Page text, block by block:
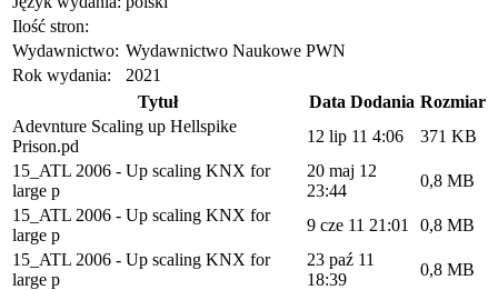
Ilość stron:
Wydawnictwo: Wydawnictwo Naukowe PWN
Rok wydania:
2021
Tytuł
Data Dodania Rozmiar
Adevnture Scaling up Hellspike
Prison.pd
12 lip 11 4:06
371 KB
15_ATL 2006 - Up scaling KNX for
large p
20 maj 12
23:44
0,8 MB
15_ATL 2006 - Up scaling KNX for
large p
9 cze 11 21:01
0,8 MB
15_ATL 2006 - Up scaling KNX for
large p
23 paź 11
18:39
0,8 MB